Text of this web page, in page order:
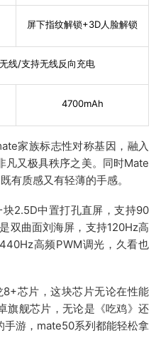
统
级微距、微距视频、视频HDR v
长焦画中画、微电影、音频变
延时摄影、超大广角、大光圈虚
级夜景、人像模式、专业模式、
、黑白艺术、流光快门、智能滤
预测追焦、笑脸抓拍、声控拍
拍 前置摄像头： 慢动作、智能
式、人像模式、全景模式、趣A
屏下指纹解锁+3D人脸解锁
线/支持无线反向充电
4700mAh
家族标志性对称基因，融入
凡又极具秩序之美。同时Mate
有质感又有轻薄的手感。
2.5D中置打孔直屏，支持90
双曲面刘海屏，支持120Hz高
高频PWM调光，久看也
芯片，这块芯片无论在性能
旗舰芯片，无论是《吃鸡》还
手游，mate50系列都能轻松拿